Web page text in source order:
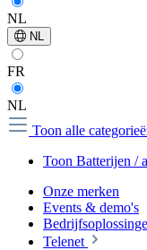
NL
NL
FR
NL
Toon alle
Toon Batterijen /
Onze merken
Events & demo's
Telenet